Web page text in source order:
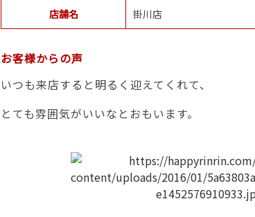
店舗名 掛川店
お客様からの声
いつも来店すると明るく迎えてくれて、
とても雰囲気がいいなとおもいます。